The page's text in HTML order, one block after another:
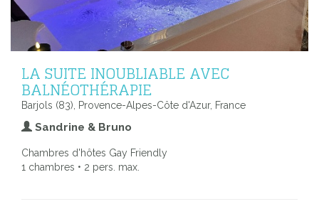
LA SUITE INOUBLIABLE AVEC
BALNÉOTHÉRAPIE
Barjols (83), Provence-Alpes-Côte d'Azur, France
Sandrine & Bruno
Chambres d'hôtes Gay Friendly
1 chambres • 2 pers. max.